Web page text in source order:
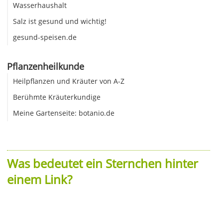
Wasserhaushalt
Salz ist gesund und wichtig!
gesund-speisen.de
Pflanzenheilkunde
Heilpflanzen und Kräuter von A-Z
Berühmte Kräuterkundige
Meine Gartenseite: botanio.de
Was bedeutet ein Sternchen hinter
einem Link?